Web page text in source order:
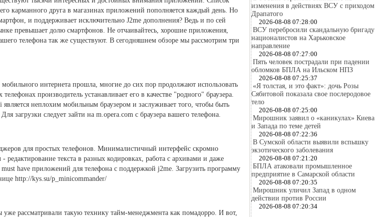
карманного друга в магазинах приложений пополняется каждый день. Но
и поддерживает исключительно J2me дополнения? Ведь и по сей
превышает долю смартфонов. Не отчаивайтесь, хорошие приложения,
телефона так же существуют. В сегодняшнем обзоре мы рассмотрим три
мобильного интернета прошла, многие до сих пор продолжают использовать
производитель устанавливает его в качестве "родного" браузера.
неплохим мобильным браузером и заслуживает того, чтобы быть
загрузки следует зайти на m.opera.com с браузера вашего телефона.
для простых телефонов. Минималистичный интерфейс скромно
редактирование текста в разных кодировках, работа с архивами и даже
have приложений для телефона с поддержкой j2me. Загрузить программу
http://kys.su/p_minicommander/
рассматривали такую технику тайм-менеджмента как помадорро. И вот,
изменения в действиях ВСУ с приходом
Драпатого
2026-08-08 07:28:00
ВСУ перебросили скандальную бригаду
националистов на Харьковское
направление
2026-08-08 07:27:00
Пять человек пострадали при падении
обломков БПЛА на Ильском НПЗ
2026-08-08 07:25:37
«Я толстая, и это факт»: дочь Розы
Сябитовой показала свое послеродовое
тело
2026-08-08 07:25:00
Мирошник заявил о «каникулах» Киева
и Запада по теме детей
2026-08-08 07:22:36
В Сумской области выявили вспышку
экзотического заболевания
2026-08-08 07:21:20
БПЛА атаковали промышленное
предприятие в Самарской области
2026-08-08 07:20:35
Мирошник уличил Запад в одном
действии против России
2026-08-08 07:20:34